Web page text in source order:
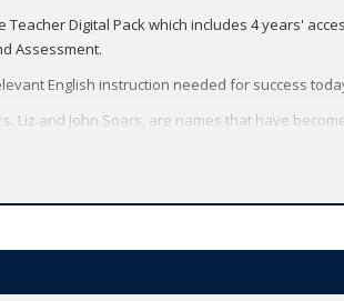
Digital Pack which includes 4 years'
Assessment.
English instruction needed for success
Liz and John Soars, are names that have